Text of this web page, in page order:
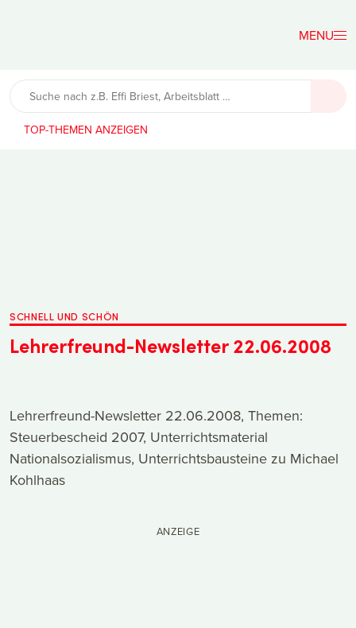
Lehrerfreund
TOP-THEMEN
SCHNELL UND SCHÖN
Lehrerfreund-Newsletter 22.06.2008
Lehrerfreund-Newsletter 22.06.2008, Themen:
Steuerbescheid 2007, Unterrichtsmaterial
Nationalsozialismus, Unterrichtsbausteine zu Michael
Kohlhaas
ANZEIGE